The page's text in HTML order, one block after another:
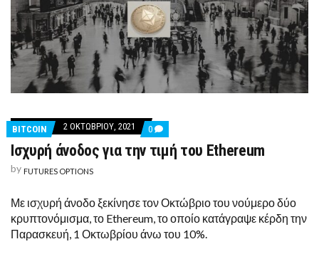
BITCOIN 2 ΟΚΤΩΒΡΊΟΥ, 2021 0 COMMENTS
ON
ΙΣΧΥΡΉ
ΆΝΟΔΟΣ
ΤΟΥ
ETHEREUM
Ισχυρή άνοδος για την τιμή του Ethereum
by FUTURES OPTIONS
Με ισχυρή άνοδο ξεκίνησε τον Οκτώβριο του νούμερο δύο
κρυπτονόμισμα, το Ethereum, το οποίο κατάγραψε κέρδη την
Παρασκευή, 1 Οκτωβρίου άνω του 10%.